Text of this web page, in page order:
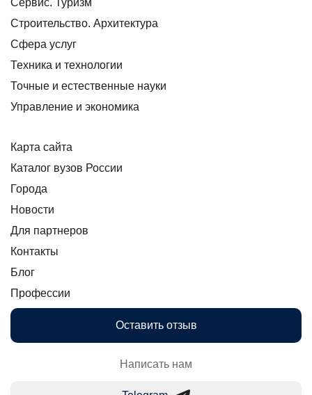
Строительство. Архитектура
Сфера услуг
Техника и технологии
Точные и естественные науки
Управление и экономика
Карта сайта
Каталог вузов России
Города
Новости
Для партнеров
Контакты
Блог
Профессии
Оставить отзыв
Написать нам